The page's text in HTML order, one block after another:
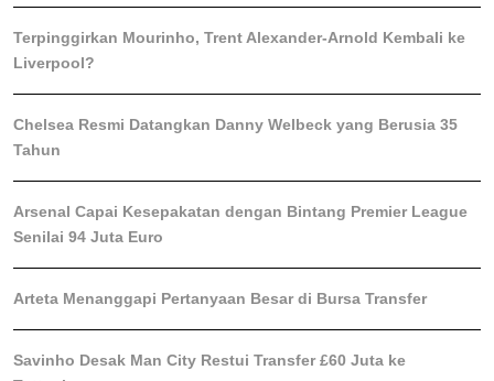
Terpinggirkan Mourinho, Trent Alexander-Arnold Kembali ke
Liverpool?
Chelsea Resmi Datangkan Danny Welbeck yang Berusia 35
Tahun
Arsenal Capai Kesepakatan dengan Bintang Premier League
Senilai 94 Juta Euro
Arteta Menanggapi Pertanyaan Besar di Bursa Transfer
Savinho Desak Man City Restui Transfer £60 Juta ke